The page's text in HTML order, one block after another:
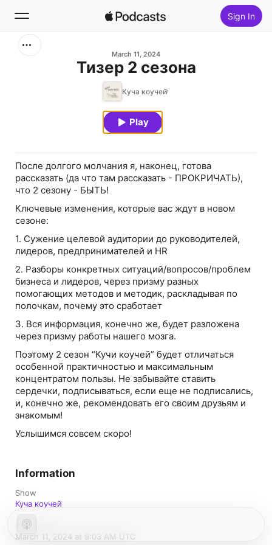
Sign In
March 11, 2024
Тизер 2 сезона
Куча коучей
Play
После долгого молчания я, наконец, готова
рассказать (да что там рассказать - ПРОКРИЧАТЬ),
что 2 сезону - БЫТЬ!
Ключевые изменения, которые вас ждут в новом
сезоне:
1. Сужение целевой аудитории до руководителей,
лидеров, предпринимателей и HR
2. Разборы конкретных ситуаций/вопросов/проблем
бизнеса и лидеров, через призму разных
помогающих методов и методик, раскладывая по
полочкам, почему это сработает
3. Вся информация, конечно же, будет разложена
через призму работы нашего мозга.
Поэтому 2 сезон “Кучи коучей” будет отличаться
особенной практичностью и максимальным
концентратом пользы. Не забывайте ставить
сердечки, подписываться, если еще не подписались,
и, конечно же, рекомендовать его своим друзьям и
знакомым!
Услышимся совсем скоро!
Information
Show
Куча коучей
Published
March 11, 2024 at 9:03 AM UTC